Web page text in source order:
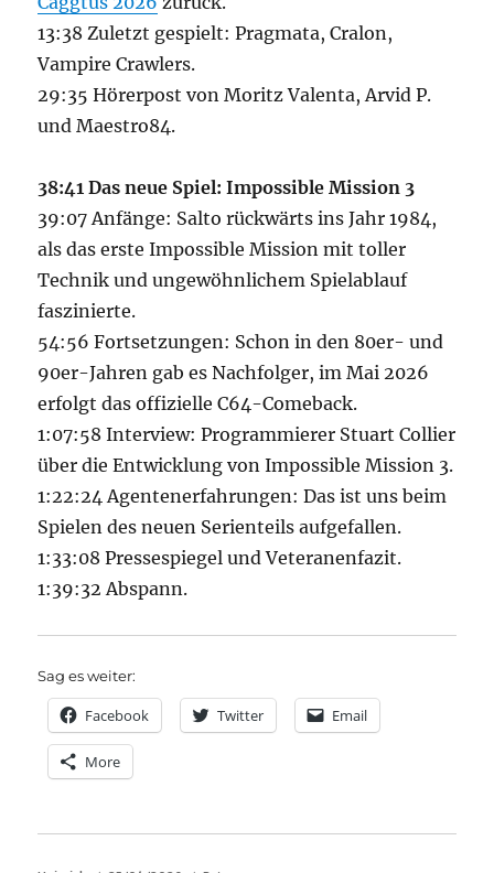
13:38 Zuletzt gespielt: Pragmata, Cralon,
Vampire Crawlers.
29:35 Hörerpost von Moritz Valenta, Arvid P.
und Maestro84.
38:41 Das neue Spiel: Impossible Mission 3
39:07 Anfänge: Salto rückwärts ins Jahr 1984,
als das erste Impossible Mission mit toller
Technik und ungewöhnlichem Spielablauf
faszinierte.
54:56 Fortsetzungen: Schon in den 80er- und
90er-Jahren gab es Nachfolger, im Mai 2026
erfolgt das offizielle C64-Comeback.
1:07:58 Interview: Programmierer Stuart Collier
über die Entwicklung von Impossible Mission 3.
1:22:24 Agentenerfahrungen: Das ist uns beim
Spielen des neuen Serienteils aufgefallen.
1:33:08 Pressespiegel und Veteranenfazit.
1:39:32 Abspann.
Sag es weiter:
Facebook Twitter Email
More